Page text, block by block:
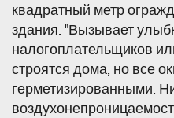
квадратный метр
здания. "Вызывает
налогоплательщиков
строятся дома, но все
герметизированными.